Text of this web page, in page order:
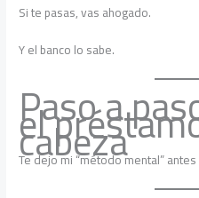
Si te pasas, vas ahogado.
Y el banco lo sabe.
Paso a
el
cabeza
Te dejo mi “método mental”